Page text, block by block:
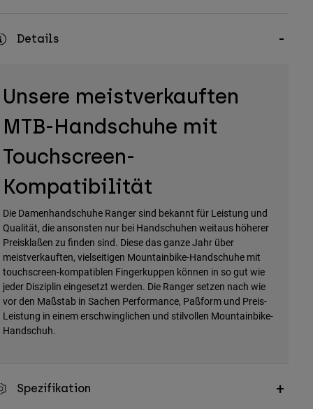
Details
Unsere meistverkauften
MTB-Handschuhe mit
Touchscreen-
Kompatibilität
Die Damenhandschuhe Ranger sind bekannt für Leistung und
Qualität, die ansonsten nur bei Handschuhen weitaus höherer
Preisklaßen zu finden sind. Diese das ganze Jahr über
meistverkauften, vielseitigen Mountainbike-Handschuhe mit
touchscreen-kompatiblen Fingerkuppen können in so gut wie
jeder Disziplin eingesetzt werden. Die Ranger setzen nach wie
vor den Maßstab in Sachen Performance, Paßform und Preis-
Leistung in einem erschwinglichen und stilvollen Mountainbike-
Handschuh.
Spezifikation